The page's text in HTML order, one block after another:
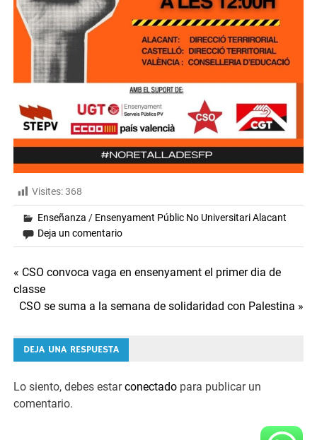
Visites:368
Enseñanza / Ensenyament Públic No Universitari Alacant
Deja un comentario
Navegación
de
entradas
« CSO convoca vaga en ensenyament el primer dia de
classe
CSO se suma a la semana de solidaridad con Palestina »
DEJA UNA RESPUESTA
Lo siento, debes estarconectado para publicar un
comentario.